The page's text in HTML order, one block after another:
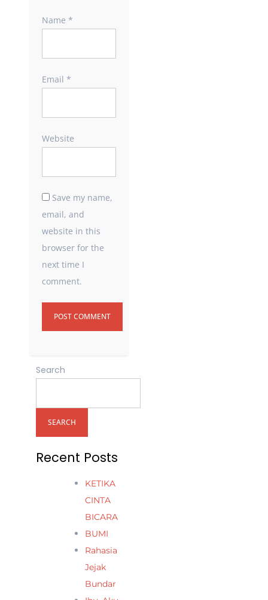
Name *
Email *
Website
Save my name,
email, and
website in this
browser for the
next time I
comment.
Search
SEARCH
Recent Posts
KETIKA
CINTA
BICARA
BUMI
Rahasia
Jejak
Bundar